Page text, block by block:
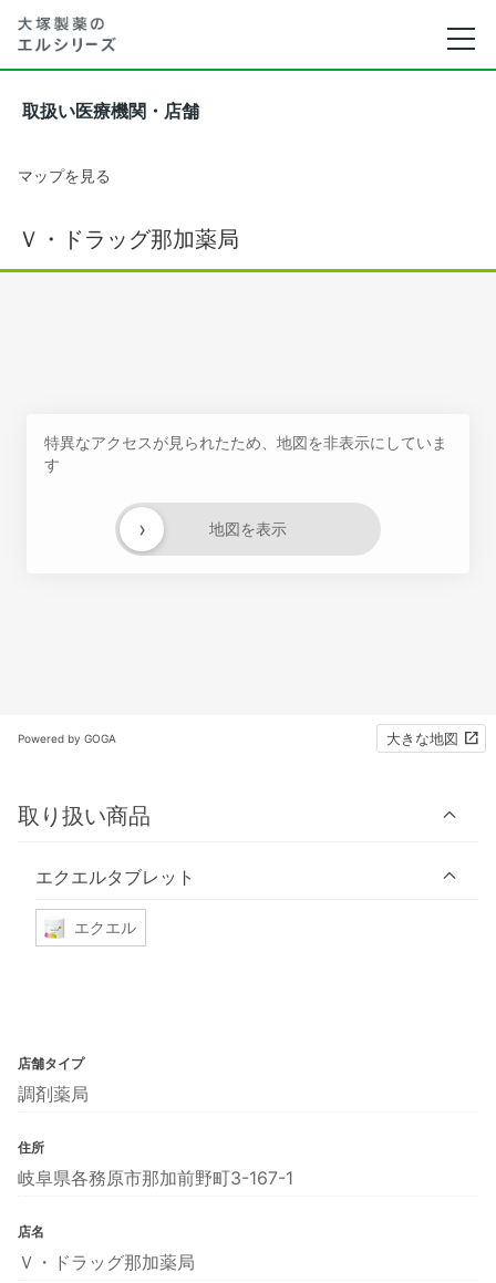
取扱い医療機関・店舗
マップを見る
Ｖ・ドラッグ那加薬局
特異なアクセスが見られたため、地図を非表示にしていま
す
地図を表示
›
Powered by GOGA 大きな地図
取り扱い商品
エクエルタブレット
エクエル
店舗タイプ
調剤薬局
住所
岐阜県各務原市那加前野町3-167-1
店名
Ｖ・ドラッグ那加薬局